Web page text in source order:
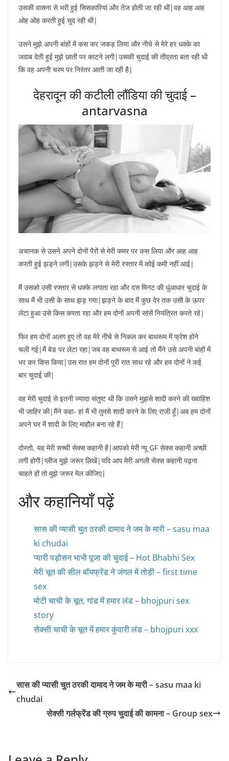
उसकी वासना से भरी हुई सिसकारियां और तेज होती जा रही थीं|वह आह आह
ओह ओह करती हुई चुद रही थी|
उसने मुझे अपनी बांहों में कस कर जकड़ लिया और नीचे से मेरे हर धक्के का
जवाब देती हुई मुझे छाती पर काटने लगी|उसकी चुदाई की तीव्रता बता रही थी
कि वह अपनी चरम पर निरंतर आती जा रही है|
देहरादून की कटीली लौंडिया की चुदाई –
antarvasna
अचानक से उसने अपने दोनों पैरों से मेरी कमर पर कस लिया और आह आह
करती हुई झड़ने लगी|उसके झड़ने से मेरी रफ्तार में कोई कमी नहीं आई|
मैं उसको उसी रफ्तार से धक्के लगाता रहा और दस मिनट की धुंआधार चुदाई के
साथ मैं भी उसी के साथ झड़ गया|झड़ने के बाद मैं कुछ देर तक उसी के ऊपर
लेटा हुआ उसे किस करता रहा और हम दोनों अपनी सांसें नियंत्रित करते रहे|
फिर हम दोनों अलग हुए तो वह मेरे नीचे से निकल कर बाथरूम में फ्रेश होने
चली गई|मैं बेड पर लेटा रहा|जब वह बाथरूम से आई तो मैंने उसे अपनी बांहों में
भर कर किस किया|उस रात हम दोनों पूरी रात साथ रहे और हम दोनों ने कई
बार चुदाई की|
वह मेरी चुदाई से इतनी ज्यादा संतुष्ट थी कि उसने मुझसे शादी करने की ख्वाहिश
भी जाहिर की|मैंने कहा- हां मैं भी तुमसे शादी करने के लिए राजी हूँ|अब हम दोनों
अपने घर में शादी के लिए माहौल बना रहे हैं|
दोस्तो, यह मेरी सच्ची सेक्स कहानी है|आपको मेरी न्यू GF सेक्स कहानी अच्छी
लगी होगी|प्लीज मुझे जरूर लिखें|यदि आप मेरी अगली सेक्स कहानी पढ़ना
चाहते हों तो मुझे जरूर मेल कीजिए|
और कहानियाँ पढ़ें
सास की प्यासी चुत ठरकी दामाद ने जम के मारी – sasu maa
ki chudai
प्यारी पड़ोसन भाभी पूजा की चुदाई – Hot Bhabhi Sex
मेरी चूत की सील बॉयफ्रेंड ने जंगल में तोड़ी – first time
sex
मोटी चाची के चूत, गांड में हमार लंड – bhojpuri sex
story
सेक्सी चाची के चूत में हमार कुंवारी लंड – bhojpuri xxx
सास की प्यासी चुत ठरकी दामाद ने जम के मारी – sasu maa ki
chudai
सेक्सी गर्लफ्रेंड की ग्रुप चुदाई की कामना – Group sex